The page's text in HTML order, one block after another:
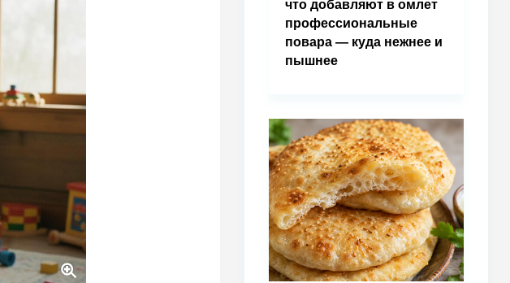
что добавляют в омлет
профессиональные
повара — куда нежнее и
пышнее